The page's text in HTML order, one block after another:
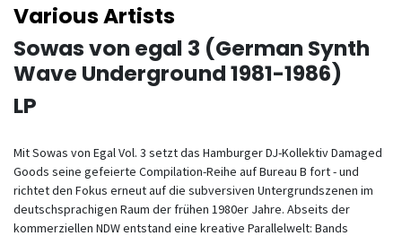
Various Artists
Sowas von egal 3 (German Synth
Wave Underground 1981-1986)
LP
Mit Sowas von Egal Vol. 3 setzt das Hamburger DJ-Kollektiv Damaged
Goods seine gefeierte Compilation-Reihe auf Bureau B fort - und
richtet den Fokus erneut auf die subversiven Untergrundszenen im
deutschsprachigen Raum der frühen 1980er Jahre. Abseits der
kommerziellen NDW entstand eine kreative Parallelwelt: Bands